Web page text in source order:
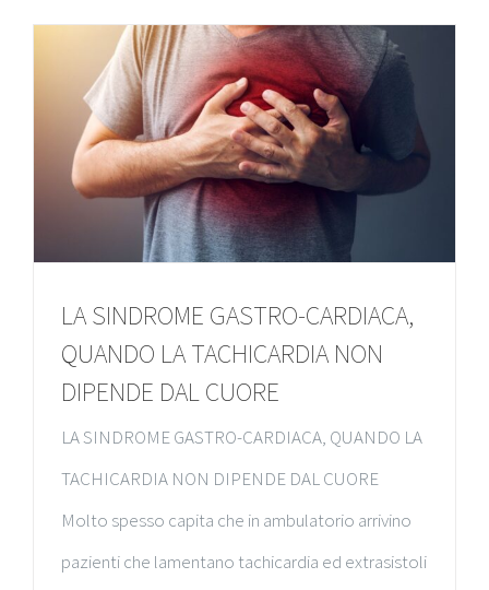
LA SINDROME GASTRO-CARDIACA,
QUANDO LA TACHICARDIA NON
DIPENDE DAL CUORE
LA SINDROME GASTRO-CARDIACA, QUANDO LA
TACHICARDIA NON DIPENDE DAL CUORE
Molto spesso capita che in ambulatorio arrivino
pazienti che lamentano tachicardia ed extrasistoli